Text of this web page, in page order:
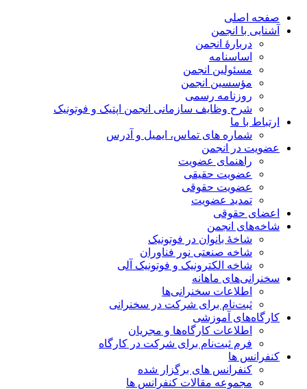
صفحه اصلی
آشنایی با انجمن
دربارۀ انجمن
اساسنامه
مسئولین انجمن
مؤسسین انجمن
روزنامه رسمی
شرح وظایف سازمانی انجمن اپتیک و فوتونیک
ارتباط با ما
شماره های تماس، ایمیل و آدرس
عضویت در انجمن
راهنمای عضویت
عضویت حقیقی
عضویت حقوقی
تمدید عضویت
اعضای حقوقی
شاخه‌های انجمن
شاخۀ بانوان در فوتونیک
شاخه صنعتی نور فناوران
شاخه‌ الکترونیک و فوتونیک آلی
سخنرانی‌های ماهانه
اطلاعات سخنرانی‌‌ها
ثبت‌نام برای شرکت در سخنرانی
کارگاه‌های آموزشی
اطلاعات کارگاه‌ها و مجریان
فرم ثبت‌نام برای شرکت در کارگاه
کنفرانس ها
کنفرانس های برگزار شده
مجموعه مقالات کنفرانس ها